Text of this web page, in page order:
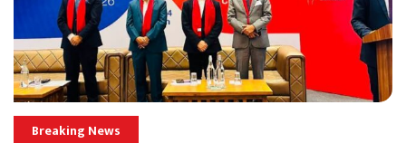
Breaking News